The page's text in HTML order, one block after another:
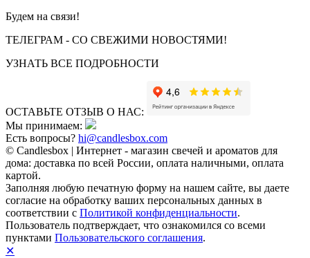
Будем на связи!
ТЕЛЕГРАМ - СО СВЕЖИМИ НОВОСТЯМИ!
УЗНАТЬ ВСЕ ПОДРОБНОСТИ
ОСТАВЬТЕ ОТЗЫВ О НАС:
Мы принимаем:
Есть вопросы? hi@candlesbox.com
© Candlesbox | Интернет - магазин свечей и ароматов для
дома: доставка по всей России, оплата наличными, оплата
картой.
Заполняя любую печатную форму на нашем сайте, вы даете
согласие на обработку ваших персональных данных в
соответствии с Политикой конфиденциальности.
Пользователь подтверждает, что ознакомился со всеми
пунктами Пользовательского соглашения.
✕